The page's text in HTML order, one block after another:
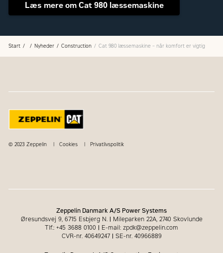
Læs mere om Cat 980 læssemaskine
Start Nyheder Construction Cat 980 læssemaskine – når komfort er vigtig
© 2023 Zeppelin Cookies Privatlivspolitik
Zeppelin Danmark A/S Power Systems
Øresundsvej 9, 6715 Esbjerg N.
Mileparken 22A, 2740 Skovlunde
Tlf.: +45 3688 0100
E-mail: zpdk@zeppelin.com
CVR-nr. 40649247
SE-nr. 40966889